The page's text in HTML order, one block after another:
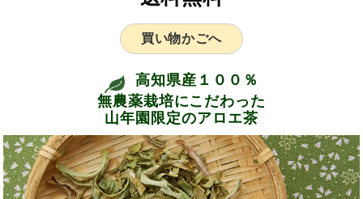
買い物かごへ
高知県産１００％
無農薬栽培にこだわった
山年園限定のアロエ茶